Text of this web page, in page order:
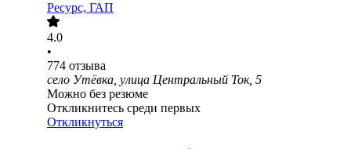
Ресурс, ГАП
4.0
•
774 отзыва
село Утёвка, улица Центральный Ток, 5
Можно без резюме
Откликнитесь среди первых
Откликнуться